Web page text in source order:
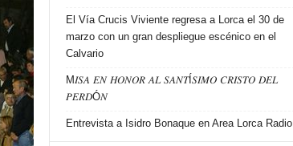
El Vía Crucis Viviente regresa a Lorca el 30 de
marzo con un gran despliegue escénico en el
Calvario
M𝐼𝑆𝐴 𝐸𝑁 𝐻𝑂𝑁𝑂𝑅 𝐴𝐿 𝑆𝐴𝑁𝑇Í𝑆𝐼𝑀𝑂 𝐶𝑅𝐼𝑆𝑇𝑂 𝐷𝐸𝐿
𝑃𝐸𝑅𝐷Ó𝑁
Entrevista a Isidro Bonaque en Area Lorca Radio